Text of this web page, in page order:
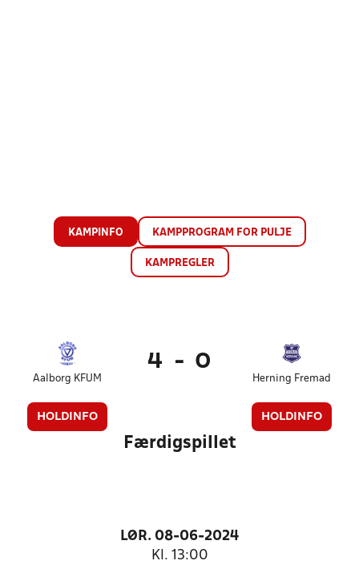
KAMPINFO KAMPPROGRAM FOR PULJE
KAMPREGLER
Aalborg KFUM
HOLDINFO
4 - 0
Herning Fremad
HOLDINFO
Færdigspillet
LØR. 08-06-2024
Kl. 13:00